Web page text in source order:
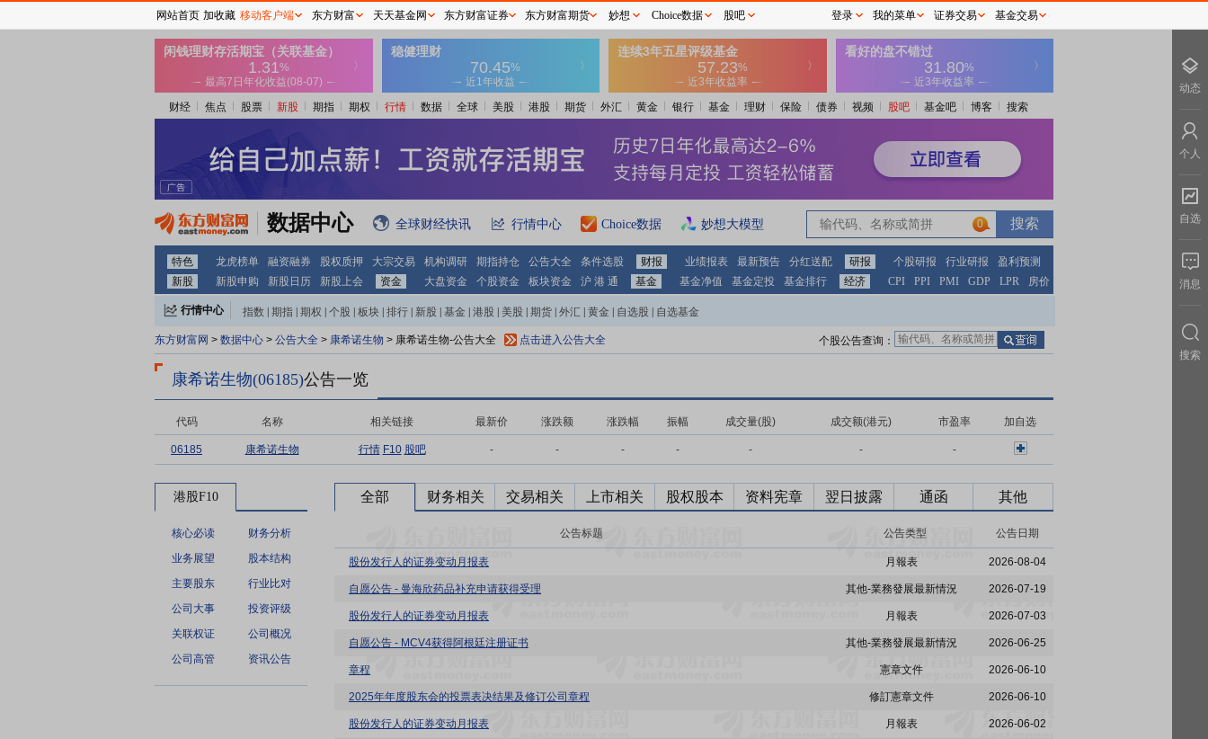
财经 焦点 股票 新股 期指 期权 行情 数据 全球 美股 港股 期货 外汇 黄金 银行 基金 理财 保险 债券 视频 股吧 基金吧 博客 搜索
数据中心 全球财经快讯 行情中心 Choice数据 妙想大模型 0
特色 龙虎榜单 融资融券 股权质押 大宗交易 机构调研 期指持仓 公告大全 条件选股 财报 业绩报表 最新预告 分红送配 研报 个股研报 行业研报
盈利预测
新股
新股申购 新股日历 新股上会 资金 大盘资金 个股资金 板块资金 沪 港 通 基金 基金净值 基金定投 基金排行 经济 CPI PPI PMI GDP LPR 房价
行情中心 指数 期指 期权 个股 板块 排行 新股 基金 港股 美股 期货 外汇 黄金 自选股 自选基金
东方财富网 > 数据中心 > 公告大全 > 康希诺生物 > 康希诺生物-公告大全 点击进入公告大全 个股公告查询：
康希诺生物(06185)公告一览
代码 名称 相关链接 最新价 涨跌额 涨跌幅 振幅 成交量(股) 成交额(港元) 市盈率 加自选
06185 康希诺生物 行情 F10 股吧 - - - - - - -
港股F10
核心必读
财务分析
业务展望
股本结构
主要股东
行业比对
公司大事
投资评级
关联权证
公司概况
公司高管
资讯公告
全部 财务相关 交易相关 上市相关 股权股本 资料宪章 翌日披露 通函 其他
公告标题 公告类型 公告日期
股份发行人的证券变动月报表 月報表 2026-08-04
自愿公告 - 曼海欣药品补充申请获得受理 其他-業務發展最新情況 2026-07-19
股份发行人的证券变动月报表 月報表 2026-07-03
自愿公告 - MCV4获得阿根廷注册证书 其他-業務發展最新情況 2026-06-25
章程 憲章文件 2026-06-10
2025年年度股东会的投票表决结果及修订公司章程 修訂憲章文件 2026-06-10
股份发行人的证券变动月报表 月報表 2026-06-02
网站首页 加收藏 移动客户端 东方财富 天天基金网 东方财富证券 东方财富期货 妙想 Choice数据 股吧 登录 我的菜单 证券交易 基金交易
动态
个人
自选
消息
搜索